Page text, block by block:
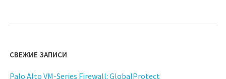
СВЕЖИЕ ЗАПИСИ
Palo Alto VM-Series Firewall: GlobalProtect